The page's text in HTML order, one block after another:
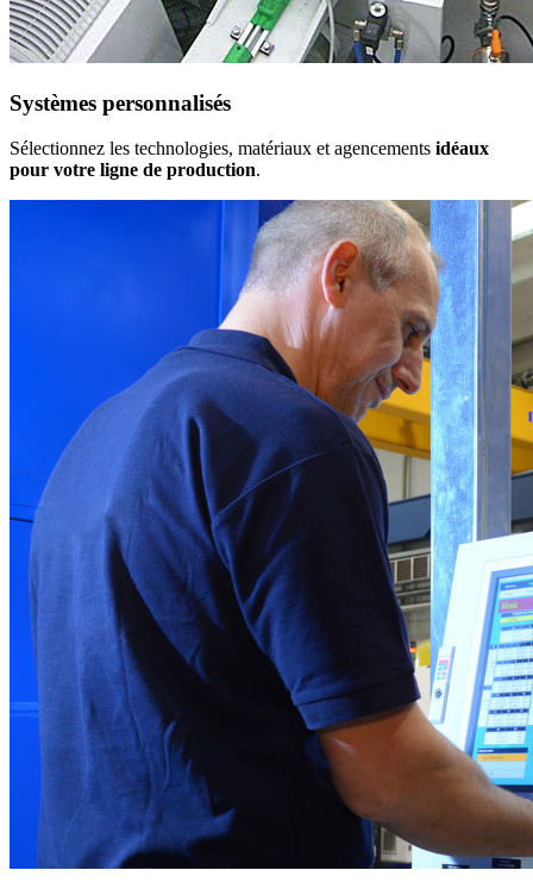
Systèmes personnalisés
Sélectionnez les technologies, matériaux et agencements idéaux
pour votre ligne de production.